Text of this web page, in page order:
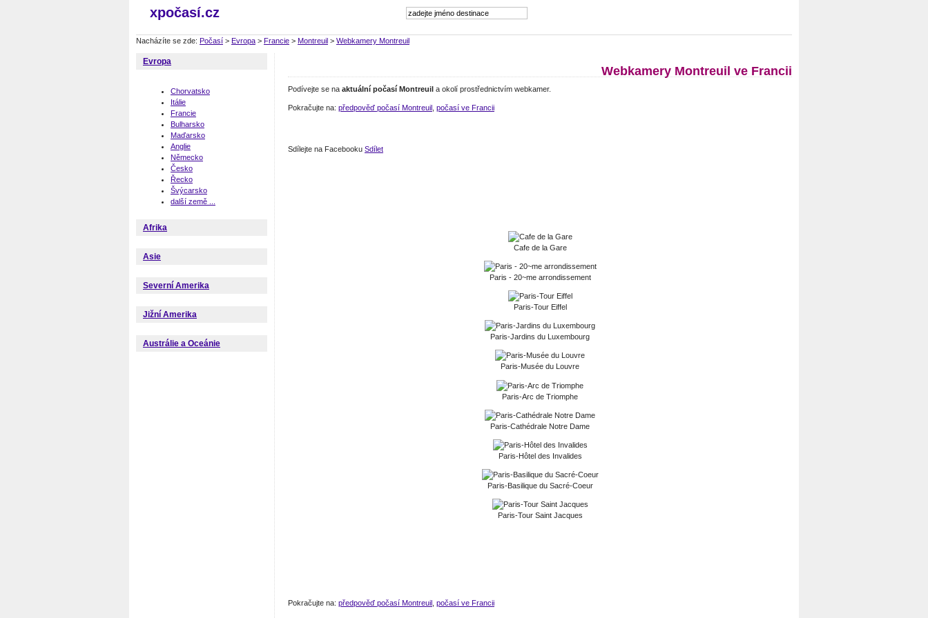
xpočasí.cz
Nacházíte se zde: Počasí > Evropa > Francie > Montreuil > Webkamery Montreuil
Evropa
Chorvatsko
Itálie
Francie
Bulharsko
Maďarsko
Anglie
Německo
Česko
Řecko
Švýcarsko
další země ...
Afrika
Asie
Severní Amerika
Jižní Amerika
Austrálie a Oceánie
Webkamery Montreuil ve Francii
Podívejte se na aktuální počasí Montreuil a okolí prostřednictvím webkamer.
Pokračujte na: předpověď počasí Montreuil počasí ve Francii
Sdílejte na Facebooku Sdílet
Cafe de la Gare
Paris - 20~me arrondissement
Paris-Tour Eiffel
Paris-Jardins du Luxembourg
Paris-Musée du Louvre
Paris-Arc de Triomphe
Paris-Cathédrale Notre Dame
Paris-Hôtel des Invalides
Paris-Basilique du Sacré-Coeur
Paris-Tour Saint Jacques
Pokračujte na: předpověď počasí Montreuil počasí ve Francii